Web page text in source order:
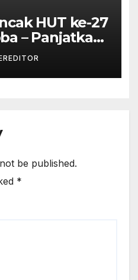
HUT ke-27
– Panjatkan
be published.
*